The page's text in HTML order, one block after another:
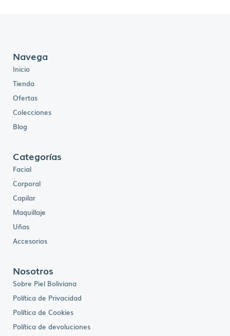
Navega
Inicio
Tienda
Ofertas
Colecciones
Blog
Categorías
Facial
Corporal
Capilar
Maquillaje
Uñas
Accesorios
Nosotros
Sobre Piel Boliviana
Política de Privacidad
Política de Cookies
Política de devoluciones